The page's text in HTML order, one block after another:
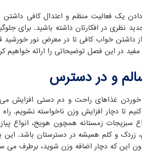
یک فعالیت منظم و اعتدال کافی
نظری در افکارتان داشته باشید. برای
داشتن خواب کافی تا در معرض نور خورشید
در این فصل توضیحاتی را ارائه خواهیم
و در دسترس
غذاهای راحت و دم دستی افزایش می
تا دچار افزایش وزن ناخواسته نشویم.
زمستانه همچون هویج، انواع پیاز
زردک و کلم همیشه در دسترستان باشد.
این که دچار اضافه وزن شوید، برطرف می